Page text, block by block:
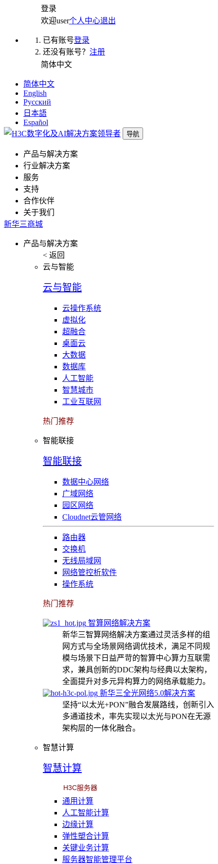
登录
欢迎user个人中心退出
已有账号登录
还没有账号？ 注册
简体中文
简体中文
English
Русский
日本語
Español
导航
产品与解决方案
行业解决方案
服务
支持
合作伙伴
关于我们
新华三商城
产品与解决方案
< 返回
云与智能
云与智能
云操作系统
虚拟化
超融合
桌面云
大数据
数据库
人工智能
智慧城市
工业互联网
热门推荐
智能联接
智能联接
数据中心网络
广域网络
园区网络
Cloudnet云管网络
路由器
交换机
无线局域网
网络管控析软件
操作系统
热门推荐
智算网络解决方案
新华三智算网络解决方案通过灵活多样的组
网方式与全场景网络调优技术，满足不同规
模与场景下日益严苛的智算中心算力互联需
求，兼具创新的DDC架构与经典以太架构，
全面提升对多元异构算力的网络承载能力。
新华三全光网络5.0解决方案
坚持“以太光+PON”融合发展路线，创新引入
多通道技术，率先实现以太光与PON在无源
架构层的一体化融合。
智慧计算
智慧计算
H3C服务器
通用计算
人工智能计算
边缘计算
弹性塑合计算
关键业务计算
服务器智能管理平台